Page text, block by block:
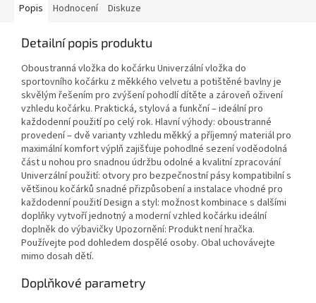
Popis Hodnocení Diskuze
Detailní popis produktu
Oboustranná vložka do kočárku Univerzální vložka do
sportovního kočárku z měkkého velvetu a potištěné bavlny je
skvělým řešením pro zvýšení pohodlí dítěte a zároveň oživení
vzhledu kočárku. Praktická, stylová a funkční – ideální pro
každodenní použití po celý rok. Hlavní výhody: oboustranné
provedení – dvě varianty vzhledu měkký a příjemný materiál pro
maximální komfort výplň zajišťuje pohodlné sezení voděodolná
část u nohou pro snadnou údržbu odolné a kvalitní zpracování
Univerzální použití: otvory pro bezpečnostní pásy kompatibilní s
většinou kočárků snadné přizpůsobení a instalace vhodné pro
každodenní použití Design a styl: možnost kombinace s dalšími
doplňky vytvoří jednotný a moderní vzhled kočárku ideální
doplněk do výbavičky Upozornění: Produkt není hračka.
Používejte pod dohledem dospělé osoby. Obal uchovávejte
mimo dosah dětí.
Doplňkové parametry